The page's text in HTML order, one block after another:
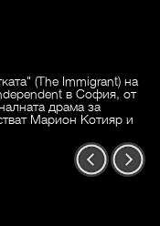
(The Immigrant) на
в София, от
драма за
Марион Котияр и